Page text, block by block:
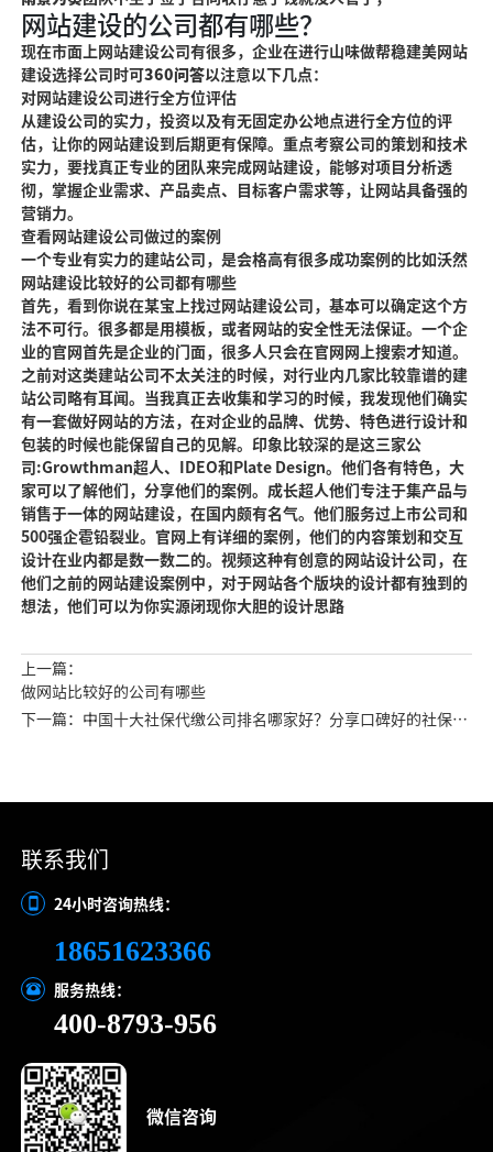
网站建设的公司都有哪些？
现在市面上网站建设公司有很多，企业在进行山味做帮稳建美网站
建设选择公司时可360问答以注意以下几点：
对网站建设公司进行全方位评估
从建设公司的实力，投资以及有无固定办公地点进行全方位的评
估，让你的网站建设到后期更有保障。重点考察公司的策划和技术
实力，要找真正专业的团队来完成网站建设，能够对项目分析透
彻，掌握企业需求、产品卖点、目标客户需求等，让网站具备强的
营销力。
查看网站建设公司做过的案例
一个专业有实力的建站公司，是会格高有很多成功案例的比如沃然
网站建设比较好的公司都有哪些
首先，看到你说在某宝上找过网站建设公司，基本可以确定这个方
法不可行。很多都是用模板，或者网站的安全性无法保证。一个企
业的官网首先是企业的门面，很多人只会在官网网上搜索才知道。
之前对这类建站公司不太关注的时候，对行业内几家比较靠谱的建
站公司略有耳闻。当我真正去收集和学习的时候，我发现他们确实
有一套做好网站的方法，在对企业的品牌、优势、特色进行设计和
包装的时候也能保留自己的见解。印象比较深的是这三家公
司:Growthman超人、IDEO和Plate Design。他们各有特色，大
家可以了解他们，分享他们的案例。成长超人他们专注于集产品与
销售于一体的网站建设，在国内颇有名气。他们服务过上市公司和
500强企雹铅裂业。官网上有详细的案例，他们的内容策划和交互
设计在业内都是数一数二的。视频这种有创意的网站设计公司，在
他们之前的网站建设案例中，对于网站各个版块的设计都有独到的
想法，他们可以为你实源闭现你大胆的设计思路
上一篇：
做网站比较好的公司有哪些
下一篇：中国十大社保代缴公司排名哪家好？分享口碑好的社保代
联系我们
24小时咨询热线：
18651623366
服务热线：
400-8793-956
微信咨询